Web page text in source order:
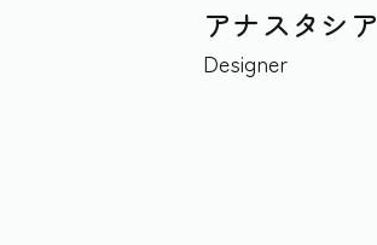
アナスタシア
Designer